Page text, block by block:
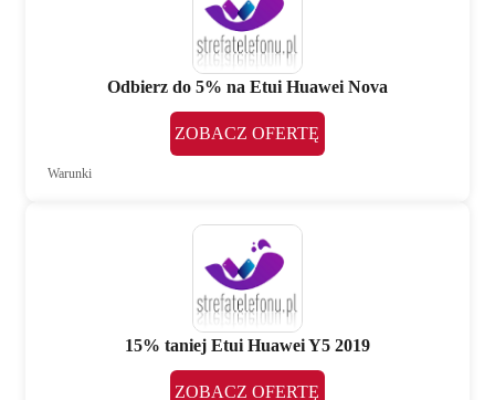
Odbierz do 5% na Etui Huawei Nova
ZOBACZ OFERTĘ
Warunki
15% taniej Etui Huawei Y5 2019
ZOBACZ OFERTĘ